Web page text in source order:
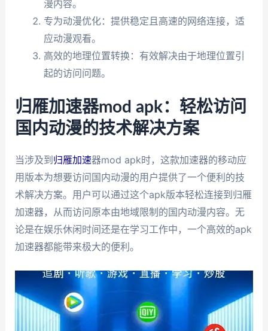
漫内容。
专为动漫优化：提供稳定且高速的网络连接，适
应动漫观看。
高效的地理位置转换：有效解决由于地理位置引
起的访问问题。
归雁加速器mod apk：轻松访问
国内动漫的技术解决方案
当涉及到归雁加速器mod apk时，这款加速器的移动应
用版本为想要访问国内动漫的用户提供了一个便利的技
术解决方案。用户可以通过这个apk版本轻松连接到归雁
加速器，从而访问原本由地域限制的国内动漫内容。无
论是在娱乐休闲时间还是在学习工作中，一个高效的apk
加速器都能带来极大的便利。